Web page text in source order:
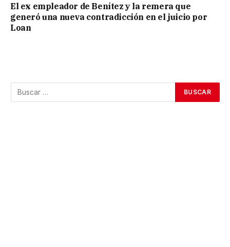
El ex empleador de Benítez y la remera que
generó una nueva contradicción en el juicio por
Loan